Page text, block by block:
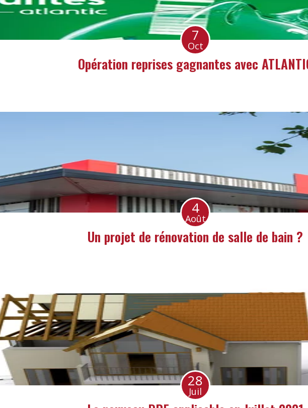
7
Oct
Opération reprises gagnantes avec
4
Août
Un projet de rénovation de salle de bain ?
28
Juil